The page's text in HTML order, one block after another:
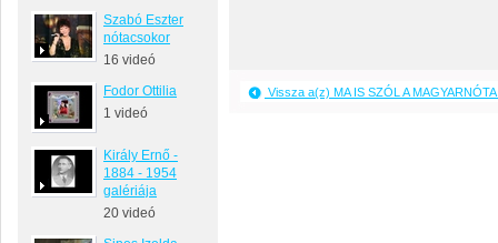
Szabó Eszter
nótacsokor
16 videó
Fodor Ottilia
1 videó
Király Ernő -
1884 - 1954
galériája
20 videó
Vissza a(z) MA IS SZÓL A